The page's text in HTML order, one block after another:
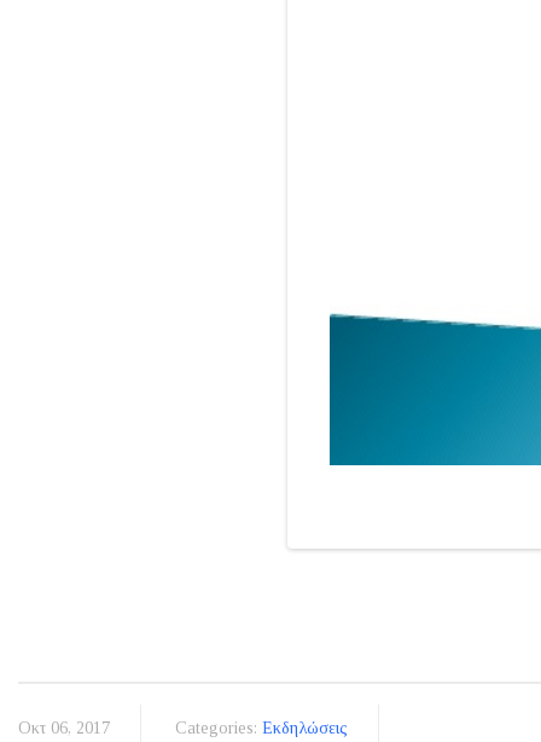
Οκτ 06, 2017 Categories: Εκδηλώσεις